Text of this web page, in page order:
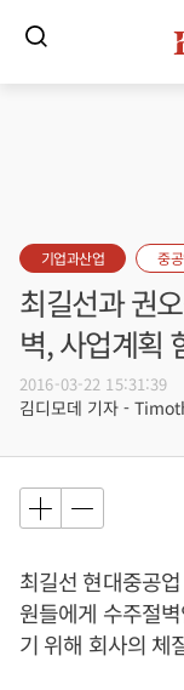
기업과산업 중
최길선과 권
벽, 사업계획
2016-03-22 15:31:39
김디모데 기자 -
최길선 현대중공
원들에게 수주절
기 위해 회사의 체